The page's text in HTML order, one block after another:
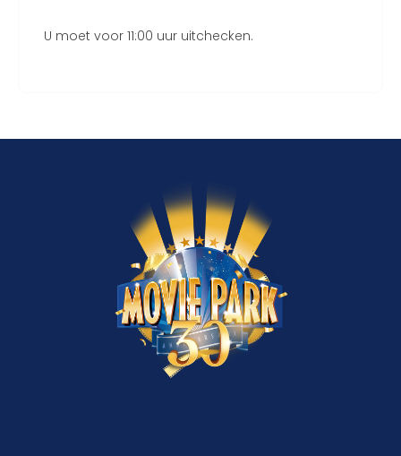
U moet voor 11:00 uur uitchecken.